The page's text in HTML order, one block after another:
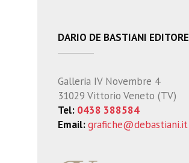
DARIO DE BASTIANI EDITORE
Galleria IV Novembre 4
31029 Vittorio Veneto (TV)
Tel: 0438 388584
Email:grafiche@debastiani.it